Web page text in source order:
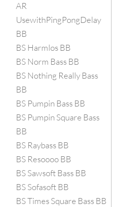
AR
UsewithPingPongDelay
BB
BS Harmlos BB
BS Norm Bass BB
BS Nothing Really Bass
BB
BS Pumpin Bass BB
BS Pumpin Square Bass
BB
BS Raybass BB
BS Resoooo BB
BS Sawsoft Bass BB
BS Sofasoft BB
BS Times Square Bass BB